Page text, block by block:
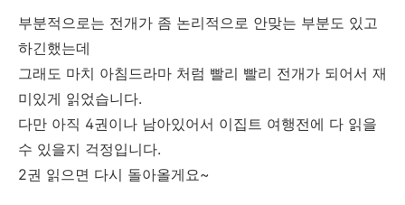
부분적으로는 전개가 좀 논리적으로 안맞는 부분도 있고
하긴했는데
그래도 마치 아침드라마 처럼 빨리 빨리 전개가 되어서 재
미있게 읽었습니다.
다만 아직 4권이나 남아있어서 이집트 여행전에 다 읽을
수 있을지 걱정입니다.
2권 읽으면 다시 돌아올게요~